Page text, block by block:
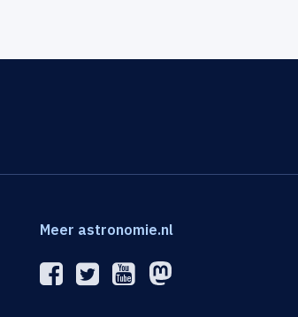
Meer astronomie.nl